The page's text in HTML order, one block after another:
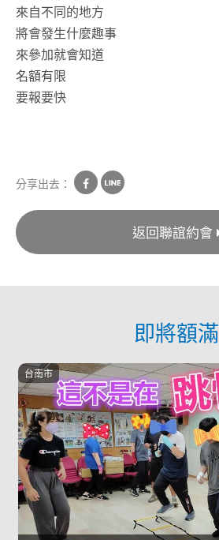
來自不同的地方
將會發生什麼趣事
來參加就會知道
名額有限
要報要快
分享出去：
返回聯誼約會
即將額滿
台南市